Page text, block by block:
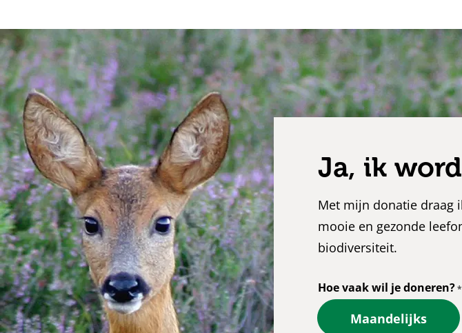
Ja, ik
Met mijn donatie draag
mooie en gezonde
biodiversiteit.
Hoe vaak wil je doneren?
Maandelijks